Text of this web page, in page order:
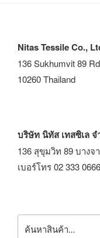
Nitas Tessile Co.,
136 Sukhumvit 89
10260 Thailand
บริษัท นิทัส เทสซิเล จ
136 สุขุมวิท 89 บางจ
เบอร์โทร 02 333 0666